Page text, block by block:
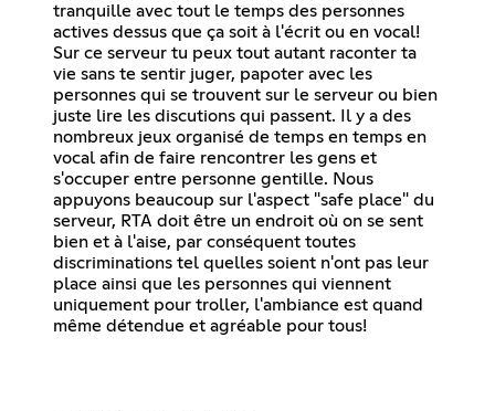
tranquille avec tout le temps des personnes
actives dessus que ça soit à l'écrit ou en vocal!
Sur ce serveur tu peux tout autant raconter ta
vie sans te sentir juger, papoter avec les
personnes qui se trouvent sur le serveur ou bien
juste lire les discutions qui passent. Il y a des
nombreux jeux organisé de temps en temps en
vocal afin de faire rencontrer les gens et
s'occuper entre personne gentille. Nous
appuyons beaucoup sur l'aspect "safe place" du
serveur, RTA doit être un endroit où on se sent
bien et à l'aise, par conséquent toutes
discriminations tel quelles soient n'ont pas leur
place ainsi que les personnes qui viennent
uniquement pour troller, l'ambiance est quand
même détendue et agréable pour tous!